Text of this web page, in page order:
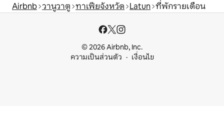
Airbnb วานูวาตู ทาเฟียจังหวัด Latun ที่พักรายเดือน
© 2026 Airbnb, Inc.
ความเป็นส่วนตัว
เงื่อนไข